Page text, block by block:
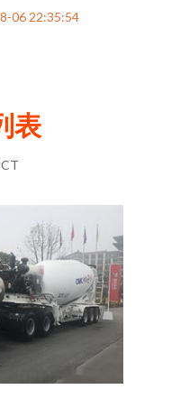
06 22:35:54
表